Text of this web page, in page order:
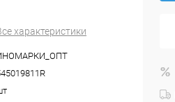
характеристики